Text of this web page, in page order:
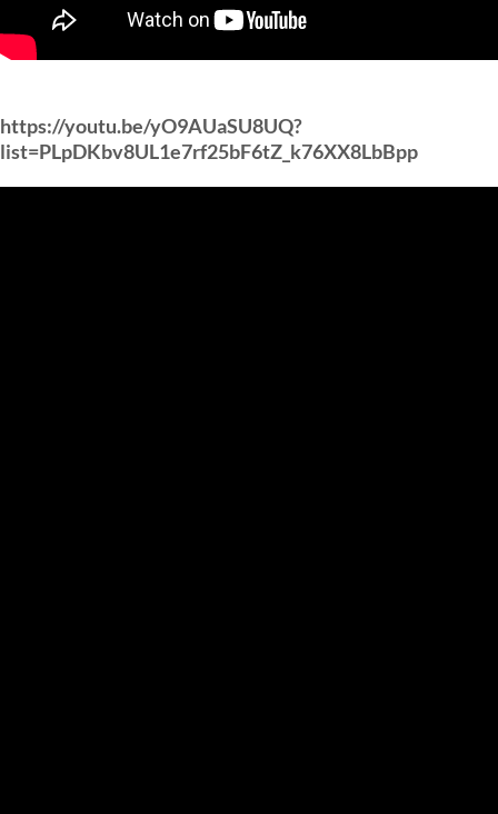
https://youtu.be/yO9AUaSU8UQ?
list=PLpDKbv8UL1e7rf25bF6tZ_k76XX8LbBpp